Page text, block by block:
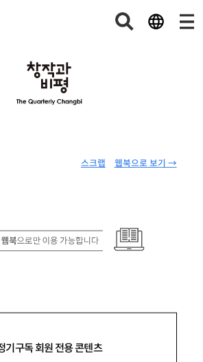
웹북으로 보기 →
스크랩
기구독 회원 전용 콘텐츠